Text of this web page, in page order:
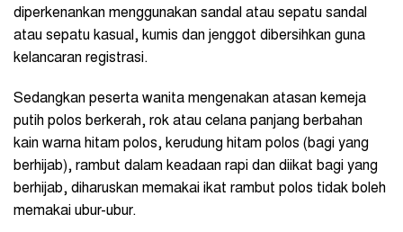
diperkenankan menggunakan sandal atau sepatu sandal
atau sepatu kasual, kumis dan jenggot dibersihkan guna
kelancaran registrasi.
Sedangkan peserta wanita mengenakan atasan kemeja
putih polos berkerah, rok atau celana panjang berbahan
kain warna hitam polos, kerudung hitam polos (bagi yang
berhijab), rambut dalam keadaan rapi dan diikat bagi yang
berhijab, diharuskan memakai ikat rambut polos tidak boleh
memakai ubur-ubur.